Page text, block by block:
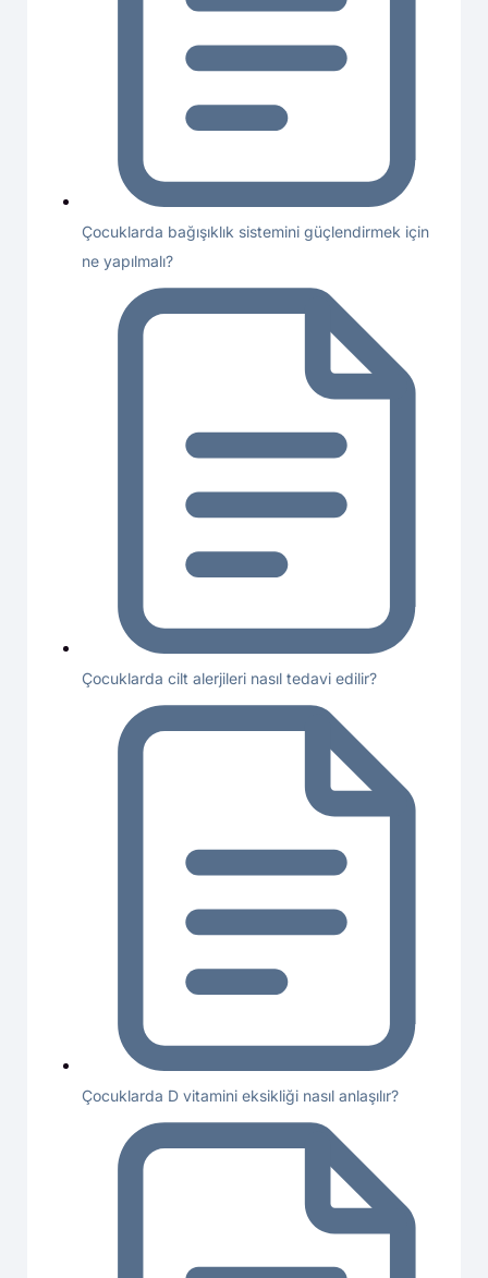
Çocuklarda bağışıklık sistemini güçlendirmek için
ne yapılmalı?
Çocuklarda cilt alerjileri nasıl tedavi edilir?
Çocuklarda D vitamini eksikliği nasıl anlaşılır?